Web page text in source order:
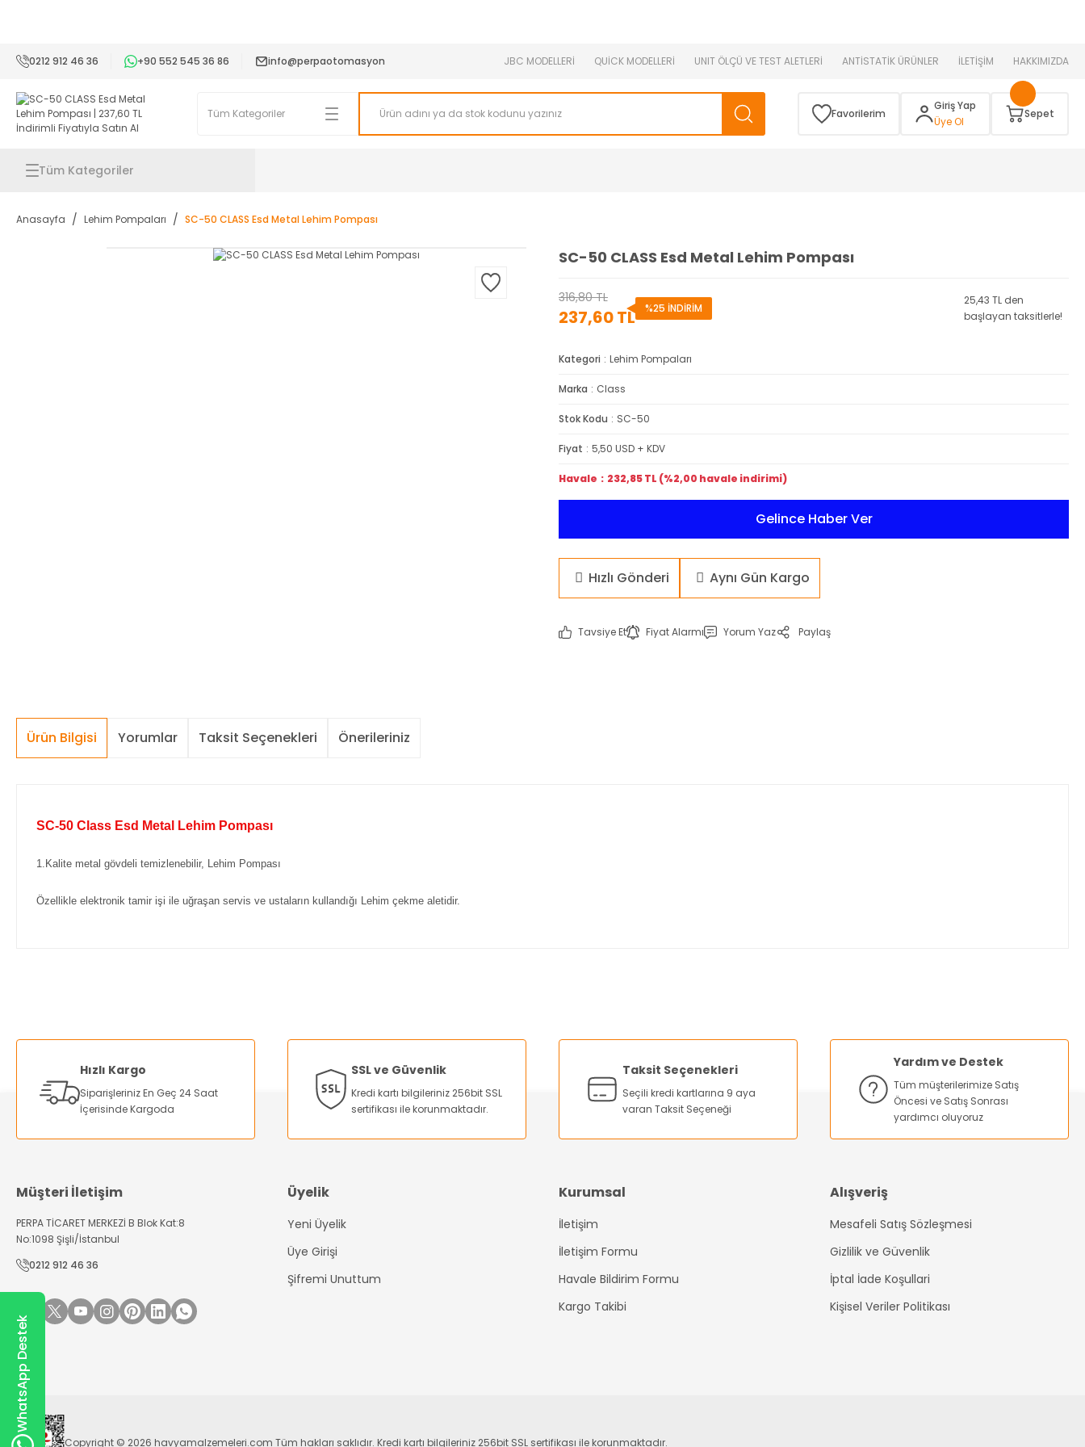
0212 912 46 36 +90 552 545 36 86 info@perpaotomasyon JBC MODELLERİ QUİCK MODELLERİ UNIT ÖLÇÜ VE TEST ALETLERİ ANTİSTATİK ÜRÜNLER İLETİŞİM HAKKIMIZDA
Favorilerim
Giriş Yap
Üye Ol
Sepet
Tüm Kategoriler
Anasayfa Lehim Pompaları SC-50 CLASS Esd Metal Lehim Pompası
SC-50 CLASS Esd Metal Lehim Pompası
316,80 TL
237,60 TL %25 İNDİRİM
25,43 TL den
başlayan taksitlerle!
Kategori Lehim Pompaları
Marka Class
Stok Kodu SC-50
Fiyat 5,50 USD + KDV
Havale 232,85 TL (%2,00 havale indirimi)
Gelince Haber Ver
Hızlı Gönderi Aynı Gün Kargo
Tavsiye Et Fiyat Alarmı Yorum Yaz Paylaş
Ürün Bilgisi Yorumlar Taksit Seçenekleri Önerileriniz
SC-50 Class Esd Metal Lehim Pompası
1.Kalite metal gövdeli temizlenebilir, Lehim Pompası
Özellikle elektronik tamir işi ile uğraşan servis ve ustaların kullandığı Lehim çekme aletidir.
Ürün resmi kalitesiz, bozuk veya görüntülenemiyor.
Ürün bilgilerinde hatalar bulunuyor.
Ürün fiyatı diğer sitelerden daha pahalı.
Hızlı Kargo
Siparişleriniz En Geç 24 Saat
İçerisinde Kargoda
SSL ve Güvenlik
Kredi kartı bilgileriniz 256bit SSL
sertifikası ile korunmaktadır.
Taksit Seçenekleri
Seçili kredi kartlarına 9 aya
varan Taksit Seçeneği
Yardım ve Destek
Tüm müşterilerimize Satış
Öncesi ve Satış Sonrası
yardımcı oluyoruz
Müşteri İletişim
PERPA TİCARET MERKEZİ B Blok Kat:8
No:1098 Şişli/İstanbul
0212 912 46 36
Üyelik
Yeni Üyelik
Üye Girişi
Şifremi Unuttum
Kurumsal
İletişim
İletişim Formu
Havale Bildirim Formu
Kargo Takibi
Alışveriş
Mesafeli Satış Sözleşmesi
Gizlilik ve Güvenlik
İptal İade Koşullari
Kişisel Veriler Politikası
Copyright © 2026 havyamalzemeleri.com Tüm hakları saklıdır. Kredi kartı bilgileriniz 256bit SSL sertifikası ile korunmaktadır.
WhatsApp Destek